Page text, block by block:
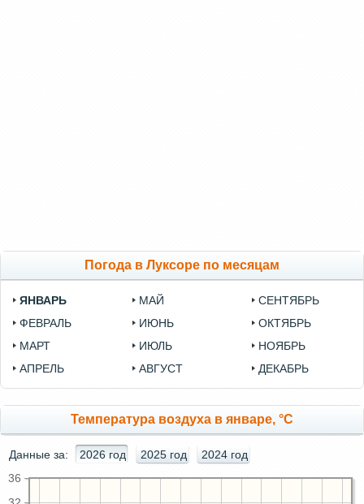
Погода в Луксоре по месяцам
ЯНВАРЬ
ФЕВРАЛЬ
МАРТ
АПРЕЛЬ
МАЙ
ИЮНЬ
ИЮЛЬ
АВГУСТ
СЕНТЯБРЬ
ОКТЯБРЬ
НОЯБРЬ
ДЕКАБРЬ
Температура воздуха в январе, °C
Данные за: 2026 год 2025 год 2024 год
36